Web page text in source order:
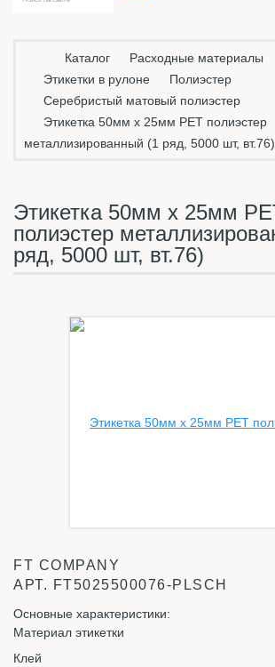
Каталог
Расходные материалы
Этикетки в рулоне
Полиэстер
Серебристый матовый полиэстер
Этикетка 50мм х 25мм PET полиэстер
металлизированный (1 ряд, 5000 шт, вт.76)
Этикетка 50мм х 25мм
полиэстер
ряд, 5000 шт, вт.76)
FT COMPANY
АРТ. FT5025500076-PLSCH
Основные характеристики:
Материал этикетки
Клей